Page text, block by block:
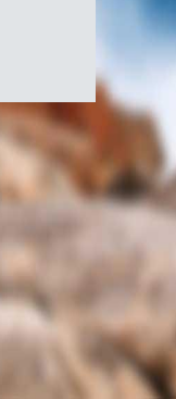
Symbole
du
Canada